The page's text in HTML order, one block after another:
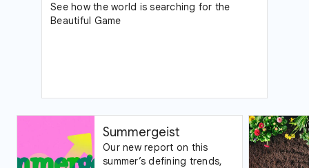
See how the world is searching for the
Beautiful Game
Summergeist
Our new report on this
summer’s defining trends,